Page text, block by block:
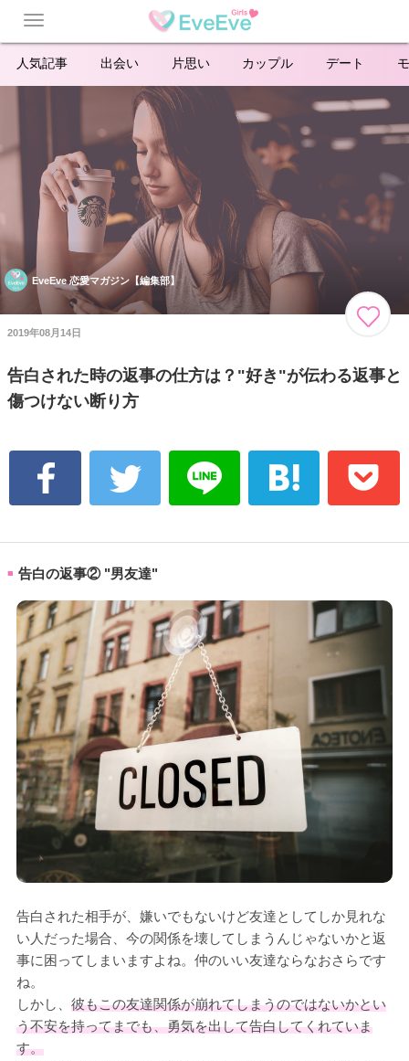
人気記事 出会い 片思い カップル デート
Toggle
navigation
EveEve 恋愛マガジン【編集部】
2019年08月14日
告白された時の返事の仕方は？"好き"が伝わる返事と
傷つけない断り方
■ 告白の返事② "男友達"
告白された相手が、嫌いでもないけど友達としてしか見れな
い人だった場合、今の関係を壊してしまうんじゃないかと返
事に困ってしまいますよね。仲のいい友達ならなおさらです
ね。
しかし、 彼もこの友達関係が崩れてしまうのではないかとい
う不安を持ってまでも、勇気を出して告白してくれていま
す。